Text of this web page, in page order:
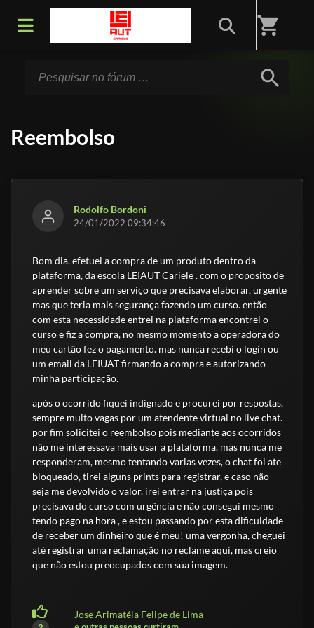
shopping_cart
Início
search
Reembolso
Rodolfo Bordoni
24/01/2022 09:34:46
Bom dia. efetuei a compra de um produto dentro da
plataforma, da escola LEIAUT Cariele . com o proposito de
aprender sobre um serviço que precisava elaborar, urgente
mas que teria mais segurança fazendo um curso. então
com esta necessidade entrei na plataforma encontrei o
curso e fiz a compra, no mesmo momento a operadora do
meu cartão fez o pagamento. mas nunca recebi o login ou
um email da LEIUAT firmando a compra e autorizando
minha participação.
após o ocorrido fiquei indignado e procurei por respostas,
sempre muito vagas por um atendente virtual no live chat.
por fim solicitei o reembolso pois mediante aos ocorridos
não me interessava mais usar a plataforma. mas nunca me
responderam, mesmo tentando varias vezes, o chat foi ate
bloqueado, tirei alguns prints para registrar, e caso não
seja me devolvido o valor. irei entrar na justiça pois
precisava do curso com urgência e não consegui mesmo
tendo pago na hora , e estou passando por esta dificuldade
de receber um dinheiro que é meu! uma vergonha, cheguei
até registrar uma reclamação no reclame aqui, mas creio
que não estou preocupados com sua imagem.
Jose Arimatéia Felipe de Lima